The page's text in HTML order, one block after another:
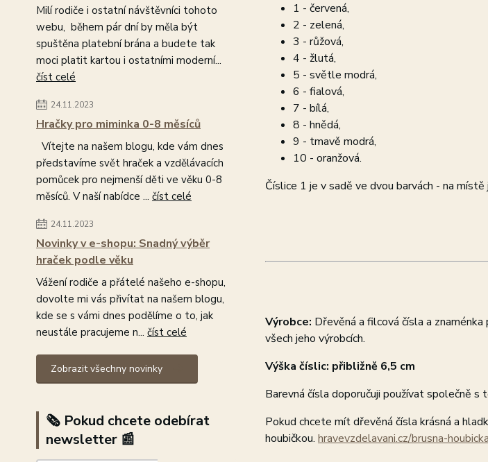
Milí rodiče i ostatní návštěvníci tohoto
webu, během pár dní by měla být
spuštěna platební brána a budete tak
moci platit kartou i ostatními moderní...
číst celé
24.11.2023
Hračky pro miminka 0-8 měsíců
Vítejte na našem blogu, kde vám dnes
představíme svět hraček a vzdělávacích
pomůcek pro nejmenší děti ve věku 0-8
měsíců. V naší nabídce ... číst celé
24.11.2023
Novinky v e-shopu: Snadný výběr
hraček podle věku
Vážení rodiče a přátelé našeho e-shopu,
dovolte mi vás přivítat na našem blogu,
kde se s vámi dnes podělíme o to, jak
neustále pracujeme n... číst celé
Zobrazit všechny novinky
🗞️ Pokud chcete odebírat
newsletter 📰
1 - červená,
2 - zelená,
3 - růžová,
4 - žlutá,
5 - světle modrá,
6 - fialová,
7 - bílá,
8 - hnědá,
9 - tmavě modrá,
10 - oranžová.
Číslice 1 je v sadě ve dvou barvách - na
Výrobce: Dřevěná a filcová čísla a
všech jeho výrobcích.
Výška číslic: přibližně 6,5 cm
Barevná čísla doporučuji používat společně s
Pokud chcete mít dřevěná čísla krásná a
houbičkou. hravevzdelavani.cz/brusna-